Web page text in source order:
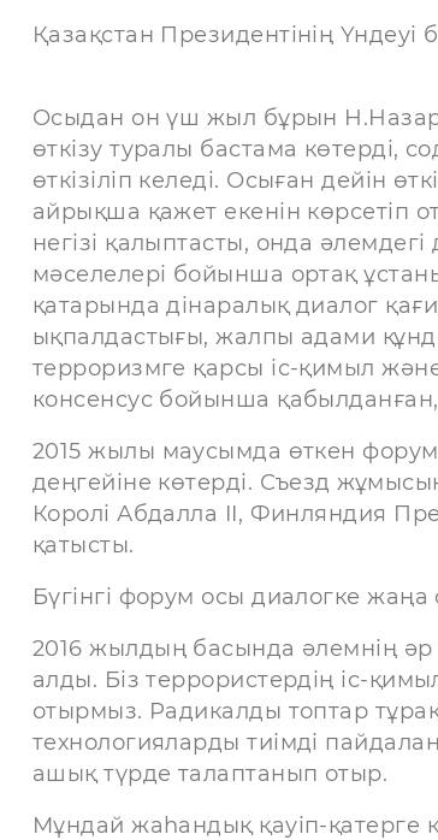
Қазақстан Президентінің
Осыдан он үш жыл бұрын
өткізу туралы бастама көтерді,
өткізіліп келеді. Осыған дейін
айрықша қажет екенін көрсетіп
негізі қалыптасты, онда
мәселелері бойынша ортақ
қатарында дінаралық диалог
ықпалдастығы, жалпы адами
терроризмге қарсы іс-қимыл
консенсус бойынша
2015 жылы маусымда өткен форум
деңгейіне көтерді. Съезд
Королі Абдалла II, Финляндия
қатысты.
Бүгінгі форум осы диалогке жаңа
2016 жылдың басында әлемнің әр
алды. Біз террористердің іс-
отырмыз. Радикалды топтар
технологияларды тиімді
ашық түрде талаптанып отыр.
Мұндай жаһандық қауіп-қатерге